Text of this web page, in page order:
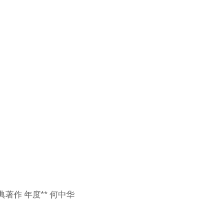
著作 年度** 何中华